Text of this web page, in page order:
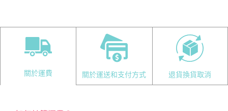
關於運費 關於運送和支付方式 退貨換貨取消